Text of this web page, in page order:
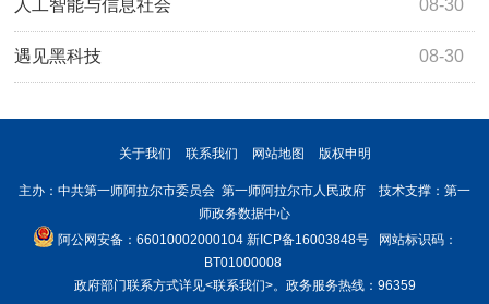
08-30
人工智能与信息社会
08-30
遇见黑科技
关于我们 联系我们 网站地图 版权申明
主办：中共第一师阿拉尔市委员会 第一师阿拉尔市人民政府 技术支撑：第一
师政务数据中心
阿公网安备：66010002000104 新ICP备16003848号网站标识码：
BT01000008
政府部门联系方式详见<联系我们>。政务服务热线：96359